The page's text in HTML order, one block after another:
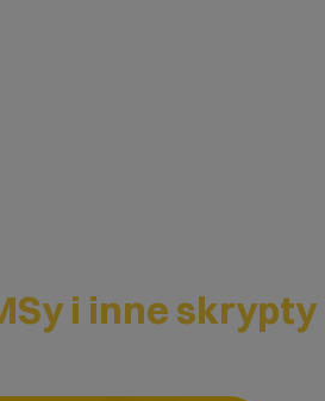
i inne skrypty